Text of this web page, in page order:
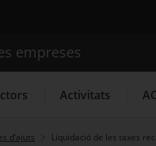
empreses
Activitats
d’ajuts Liquidació de les taxes